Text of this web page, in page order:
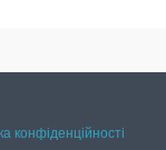
конфіденційності